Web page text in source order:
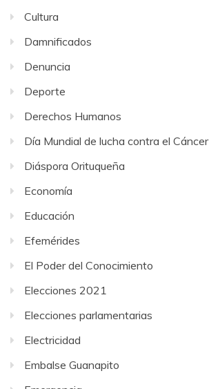
Cultura
Damnificados
Denuncia
Deporte
Derechos Humanos
Día Mundial de lucha contra el Cáncer
Diáspora Orituqueña
Economía
Educación
Efemérides
El Poder del Conocimiento
Elecciones 2021
Elecciones parlamentarias
Electricidad
Embalse Guanapito